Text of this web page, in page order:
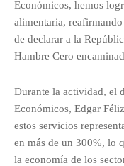
Económicos, hemos
alimentaria,
de declarar a la
Hambre Cero
Durante la actividad, el
Económicos, Edgar
estos servicios
en más de un 300%, lo
la economía de los